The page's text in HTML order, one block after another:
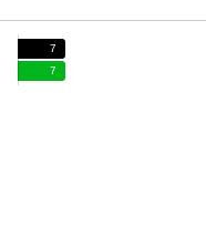
7
7